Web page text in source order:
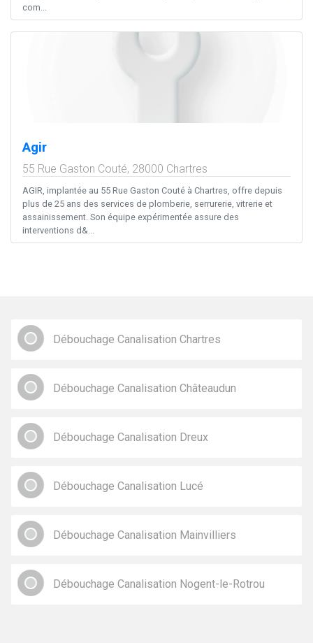
com...
Agir
55 Rue Gaston Couté, 28000 Chartres
AGIR, implantée au 55 Rue Gaston Couté à Chartres, offre depuis
plus de 25 ans des services de plomberie, serrurerie, vitrerie et
assainissement. Son équipe expérimentée assure des
interventions d&...
Débouchage Canalisation Chartres
Débouchage Canalisation Châteaudun
Débouchage Canalisation Dreux
Débouchage Canalisation Lucé
Débouchage Canalisation Mainvilliers
Débouchage Canalisation Nogent-le-Rotrou